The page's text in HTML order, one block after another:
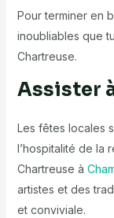
Pour terminer en
inoubliables que
Chartreuse.
Assister
Les fêtes locales
l’hospitalité de la
Chartreuse à
artistes et des
et conviviale.